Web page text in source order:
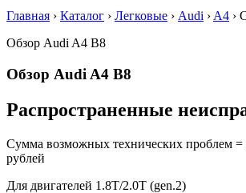
Главная › Каталог › Легковые › Audi › A4 ›
Обзор Audi A4 B8
Обзор Audi A4 B8
Распространенные
Сумма возможных технических проблем =
рублей
Для двигателей 1.8Т/2.0Т (gen.2)